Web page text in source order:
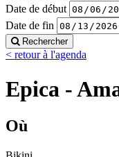
Date de début
Date de fin
Rechercher
< retour à l'agenda
Epica -
Où